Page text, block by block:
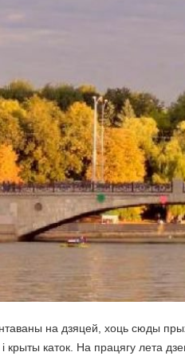
на дзяцей, хоць сюды
каток. На працягу лета